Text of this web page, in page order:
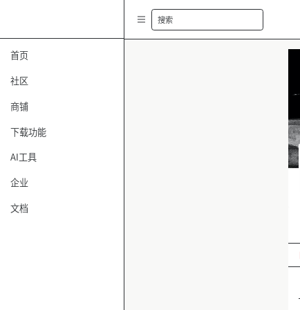
首页
社区
商铺
下载功能
AI工具
企业
文档
搜索